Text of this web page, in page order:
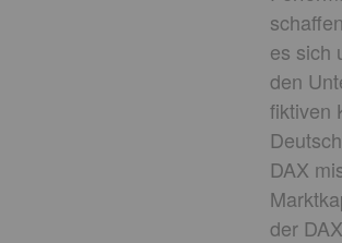
es sich
den
fiktiven
DAX
der